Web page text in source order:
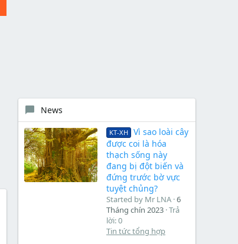
News
KT-XH
Vì sao loài cây
được coi là hóa
thạch sống này
đang bị đột biến và
đứng trước bờ vực
tuyệt chủng?
Started by Mr LNA 6
Tháng chín 2023 Trả
lời: 0
Tin tức tổng hợp